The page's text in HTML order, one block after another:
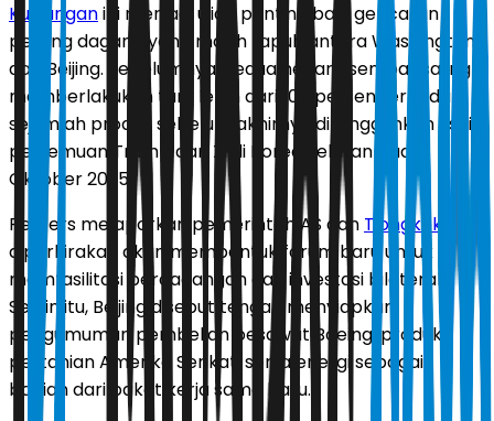
Kunjunganini menjadi ujian penting bagi gencatan
perang dagang yang masih rapuh antara Washington
dan Beijing. Sebelumnya, kedua negara sempat saling
memberlakukan tarif lebih dari 100 persen terhadap
sejumlah produk sebelum akhirnya ditangguhkan usai
pertemuan Trump dan Xi di Korea Selatan pada
Oktober 2025.
Reuters melaporkan pemerintah AS dan Tiongkok
diperkirakan akan membentuk forum baru untuk
memfasilitasi perdagangan dan investasi bilateral.
Selain itu, Beijing disebut tengah menyiapkan
pengumuman pembelian pesawat Boeing, produk
pertanian Amerika Serikat, serta energi sebagai
bagian dari paket kerja sama baru.